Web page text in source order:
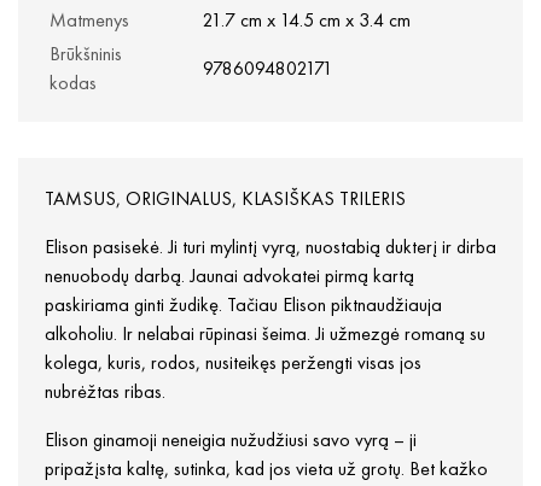
Matmenys
21.7 cm x 14.5 cm x 3.4 cm
Brūkšninis
kodas
9786094802171
TAMSUS, ORIGINALUS, KLASIŠKAS TRILERIS
Elison pasisekė. Ji turi mylintį vyrą, nuostabią dukterį ir dirba
nenuobodų darbą. Jaunai advokatei pirmą kartą
paskiriama ginti žudikę. Tačiau Elison piktnaudžiauja
alkoholiu. Ir nelabai rūpinasi šeima. Ji užmezgė romaną su
kolega, kuris, rodos, nusiteikęs peržengti visas jos
nubrėžtas ribas.
Elison ginamoji neneigia nužudžiusi savo vyrą – ji
pripažįsta kaltę, sutinka, kad jos vieta už grotų. Bet kažko